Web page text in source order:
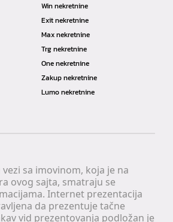
sa imovinom, koja je na
ovog sajta, smatraju se
Internet prezentacija
da prezentuje tačne
vid prezentovanja podložan je
Win nekretnine
Exit nekretnine
Max nekretnine
Trg nekretnine
One nekretnine
Zakup nekretnine
Lumo nekretnine